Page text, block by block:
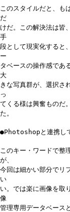
このスタイルだと、も
だ
けだ。この解決法は皆
手
段として現実化すると
ー
タベースの操作感であ
大
きな写真群が、選択さ
っ
てくる様は興奮ものだ
た。
●Photoshopと連携し
このキー・ワードで整
が、
今回は細かい部分でリ
い
い。では楽に画像を取
像
管理専用データベース